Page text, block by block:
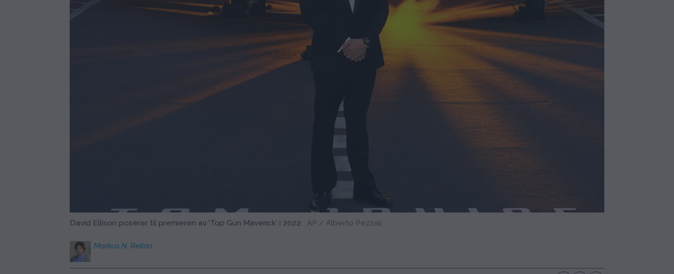
David Ellison poserer til premieren av 'Top Gun Maverick' i 2022. AP / Alberto Pezzali
Markus N. Reitan